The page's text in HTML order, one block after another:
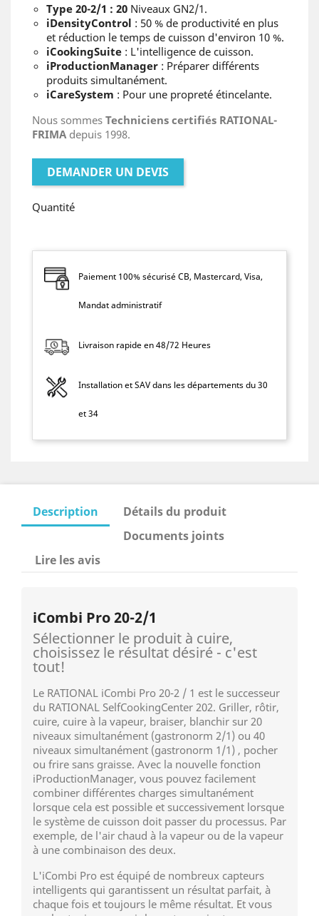
Type 20-2/1 : 20 Niveaux GN2/1.
iDensityControl : 50 % de productivité en plus
et réduction le temps de cuisson d'environ 10 %.
iCookingSuite : L'intelligence de cuisson.
iProductionManager : Préparer différents
produits simultanément.
iCareSystem : Pour une propreté étincelante.
Nous sommes Techniciens certifiés RATIONAL-
FRIMA depuis 1998.
DEMANDER UN DEVIS
Quantité
Paiement 100% sécurisé CB, Mastercard, Visa,
Mandat administratif
Livraison rapide en 48/72 Heures
Installation et SAV dans les départements du 30
et 34
Description
Détails du produit
Documents joints
Lire les avis
iCombi Pro 20-2/1
Sélectionner le produit à cuire,
choisissez le résultat désiré - c'est
tout!
Le RATIONAL iCombi Pro 20-2 / 1 est le successeur
du RATIONAL SelfCookingCenter 202. Griller, rôtir,
cuire, cuire à la vapeur, braiser, blanchir sur 20
niveaux simultanément (gastronorm 2/1) ou 40
niveaux simultanément (gastronorm 1/1) , pocher
ou frire sans graisse. Avec la nouvelle fonction
iProductionManager, vous pouvez facilement
combiner différentes charges simultanément
lorsque cela est possible et successivement lorsque
le système de cuisson doit passer du processus. Par
exemple, de l'air chaud à la vapeur ou de la vapeur
à une combinaison des deux.
L'iCombi Pro est équipé de nombreux capteurs
intelligents qui garantissent un résultat parfait, à
chaque fois et toujours le même résultat. Et vous